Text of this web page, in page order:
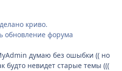
криво.
обновление форума
думаю без ошыбки (( но
будто невидет старые темы (((